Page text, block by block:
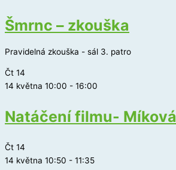
Šmrnc – zkouška
Pravidelná zkouška - sál 3. patro
Čt 14
14 května 10:00 - 16:00
Natáčení filmu- Míková
Čt 14
14 května 10:50 - 11:35